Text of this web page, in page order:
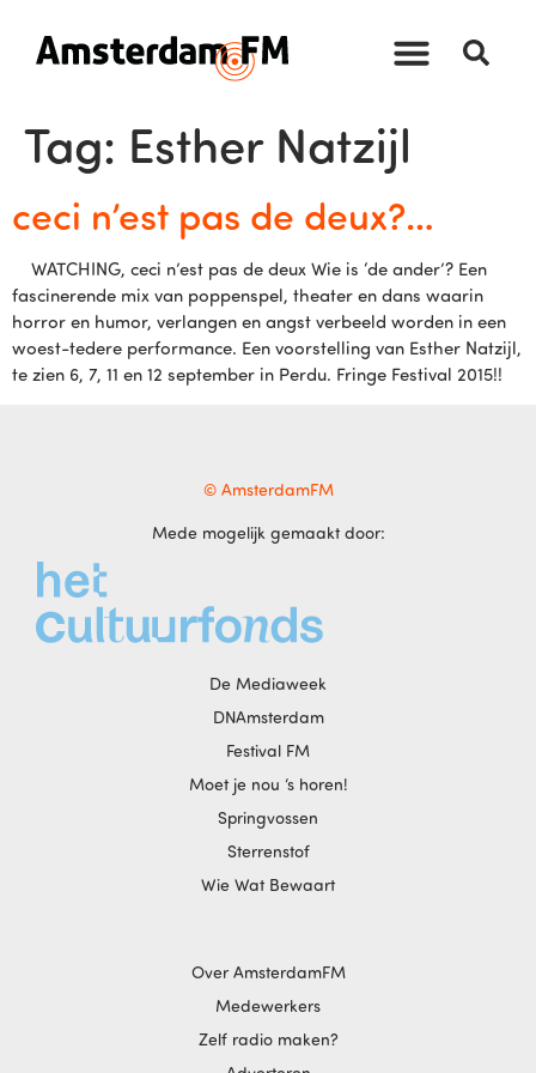
Tag: Esther Natzijl
ceci n’est pas de deux?…
WATCHING, ceci n’est pas de deux Wie is ‘de ander’? Een
fascinerende mix van poppenspel, theater en dans waarin
horror en humor, verlangen en angst verbeeld worden in een
woest-tedere performance. Een voorstelling van Esther Natzijl,
te zien 6, 7, 11 en 12 september in Perdu. Fringe Festival 2015!!
© AmsterdamFM
Mede mogelijk gemaakt door:
De Mediaweek
DNAmsterdam
Festival FM
Moet je nou ‘s horen!
Springvossen
Sterrenstof
Wie Wat Bewaart
Over AmsterdamFM
Medewerkers
Zelf radio maken?